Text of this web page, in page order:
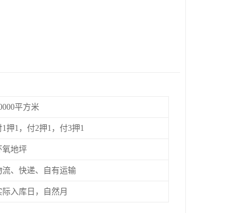
平方米
1押1，付2押1，付3押1
氧地坪
流、快递、自有运输
际入库日，自然月